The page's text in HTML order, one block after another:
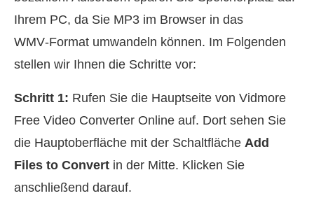
Ihrem PC, da Sie MP3 im Browser in das
WMV‑Format umwandeln können. Im Folgenden
stellen wir Ihnen die Schritte vor:
Schritt 1: Rufen Sie die Hauptseite von Vidmore
Free Video Converter Online auf. Dort sehen Sie
die Hauptoberfläche mit der Schaltfläche Add
Files to Convert in der Mitte. Klicken Sie
anschließend darauf.